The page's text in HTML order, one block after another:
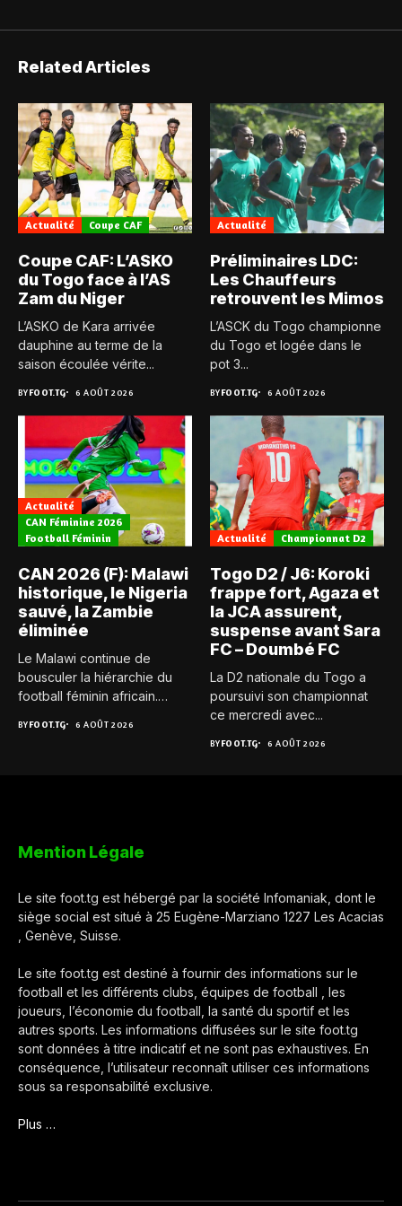
Related Articles
Actualité Coupe CAF
Coupe CAF: L’ASKO
du Togo face à l’AS
Zam du Niger
L’ASKO de Kara arrivée
dauphine au terme de la
saison écoulée vérite...
BYFOOT.TG 6 AOÛT 2026
Actualité
Préliminaires LDC:
Les Chauffeurs
retrouvent les Mimos
L’ASCK du Togo championne
du Togo et logée dans le
pot 3...
BYFOOT.TG 6 AOÛT 2026
Actualité
CAN Féminine 2026
Football Féminin
CAN 2026 (F): Malawi
historique, le Nigeria
sauvé, la Zambie
éliminée
Le Malawi continue de
bousculer la hiérarchie du
football féminin africain.
BYFOOT.TG 6 AOÛT 2026
Actualité Championnat D2
Togo D2 / J6: Koroki
frappe fort, Agaza et
la JCA assurent,
suspense avant Sara
FC – Doumbé FC
La D2 nationale du Togo a
poursuivi son championnat
ce mercredi avec...
BYFOOT.TG 6 AOÛT 2026
Mention Légale
Le site foot.tg est hébergé par la société Infomaniak, dont le
siège social est situé à 25 Eugène-Marziano 1227 Les Acacias
, Genève, Suisse.
Le site foot.tg est destiné à fournir des informations sur le
football et les différents clubs, équipes de football , les
joueurs, l’économie du football, la santé du sportif et les
autres sports. Les informations diffusées sur le site foot.tg
sont données à titre indicatif et ne sont pas exhaustives. En
conséquence, l’utilisateur reconnaît utiliser ces informations
sous sa responsabilité exclusive.
Plus …